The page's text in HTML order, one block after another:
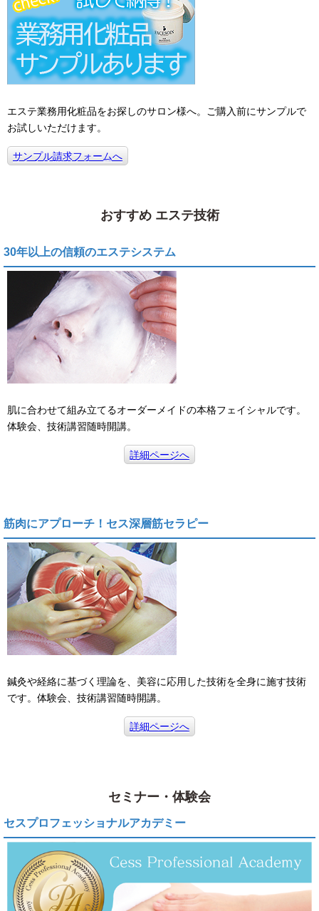
エステ業務用化粧品をお探しのサロン様へ。ご購入前にサンプルで
お試しいただけます。
サンプル請求フォームへ
おすすめ エステ技術
30年以上の信頼のエステシステム
肌に合わせて組み立てるオーダーメイドの本格フェイシャルです。
体験会、技術講習随時開講。
詳細ページへ
筋肉にアプローチ！セス深層筋セラピー
鍼灸や経絡に基づく理論を、美容に応用した技術を全身に施す技術
です。体験会、技術講習随時開講。
詳細ページへ
セミナー・体験会
セスプロフェッショナルアカデミー